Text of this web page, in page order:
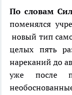
По словам
поменялся
новый тип
целых пять
нареканий до
уже после